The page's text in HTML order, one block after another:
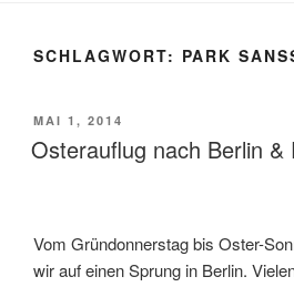
SCHLAGWORT: PARK
VERÖFFENTLICHT
AM
MAI 1, 2014
Osterauflug nach Berlin &
Vom Gründonnerstag bis Oster-
wir auf einen Sprung in Berlin.